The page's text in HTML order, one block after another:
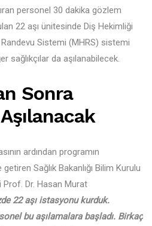
personel 30 dakika gözlem
22 aşı ünitesinde Diş Hekimliği
Sistemi (MHRS) sistemi
sağlıkçılar da aşılanabilecek.
Sonra
ardından programın
Sağlık Bakanlığı Bilim Kurulu
Dr. Hasan Murat
22 aşı istasyonu kurduk.
bu aşılamalara başladı. Birkaç